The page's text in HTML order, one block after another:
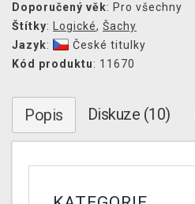
Doporučený věk: Pro všechny
Štítky: Logické, Šachy
Jazyk:
České titulky
Kód produktu: 11670
Popis Diskuze (10)